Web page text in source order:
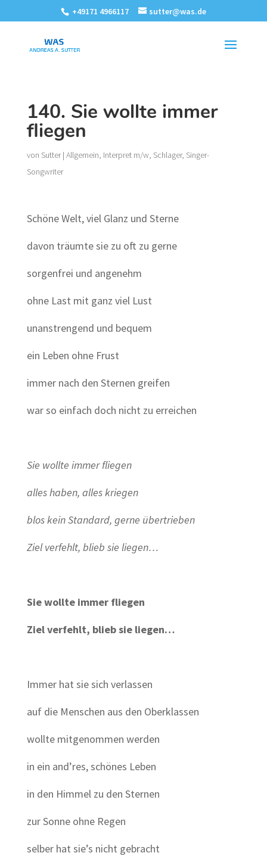
+49171 4966117 sutter@was.de
140. Sie wollte immer
fliegen
von Sutter| Allgemein, Interpret m/w, Schlager, Singer-
Songwriter
Schöne Welt, viel Glanz und Sterne
davon träumte sie zu oft zu gerne
sorgenfrei und angenehm
ohne Last mit ganz viel Lust
unanstrengend und bequem
ein Leben ohne Frust
immer nach den Sternen greifen
war so einfach doch nicht zu erreichen
Sie wollte immer fliegen
alles haben, alles kriegen
blos kein Standard, gerne übertrieben
Ziel verfehlt, blieb sie liegen…
Sie wollte immer fliegen
Ziel verfehlt, blieb sie liegen…
Immer hat sie sich verlassen
auf die Menschen aus den Oberklassen
wollte mitgenommen werden
in ein and’res, schönes Leben
in den Himmel zu den Sternen
zur Sonne ohne Regen
selber hat sie’s nicht gebracht